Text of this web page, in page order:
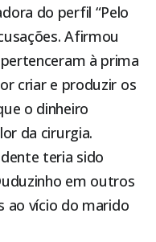
do perfil “Pelo
Afirmou
à prima
criar e produzir os
o dinheiro
da cirurgia.
teria sido
em outros
ao vício do marido